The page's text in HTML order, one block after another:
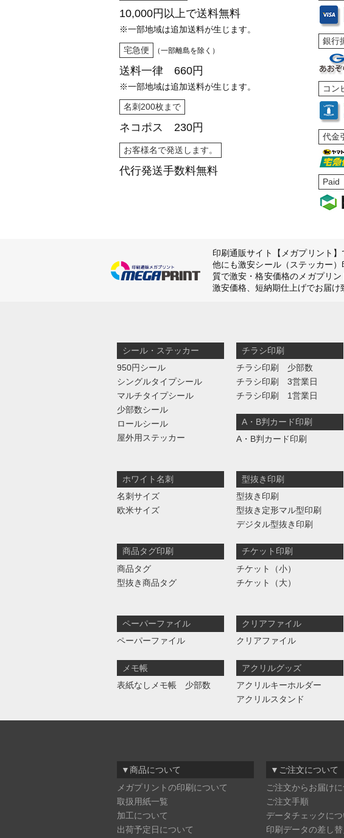
10,000円以上で送料無料
※一部地域は追加送料が生じます。
宅急便 （一部離島を除く）
送料一律 660円
※一部地域は追加送料が生じます。
名刺200枚まで
ネコポス 230円
お客様名で発送します。
代行発送手数料無料
銀行
コン
代金
Paid
印刷通販サイト【メガプリント
他にも激安シール（ステッカー
質で激安・格安価格のメガプリ
激安価格、短納期仕上げでお届け
シール・ステッカー
950円シール
シングルタイプシール
マルチタイプシール
少部数シール
ロールシール
屋外用ステッカー
チラシ印刷
チラシ印刷 少部数
チラシ印刷 3営業日
チラシ印刷 1営業日
A・B判カード印刷
A・B判カード印刷
ホワイト名刺
名刺サイズ
欧米サイズ
型抜き印刷
型抜き印刷
型抜き定形マル型印刷
デジタル型抜き印刷
商品タグ印刷
商品タグ
型抜き商品タグ
チケット印刷
チケット（小）
チケット（大）
ペーパーファイル
ペーパーファイル
クリアファイル
クリアファイル
メモ帳
表紙なしメモ帳 少部数
アクリルグッズ
アクリルキーホルダー
アクリルスタンド
▼商品について
メガプリントの印刷について
取扱用紙一覧
加工について
出荷予定日について
▼ご注文について
ご注文からお届け
ご注文手順
データチェックにつ
印刷データの差し替